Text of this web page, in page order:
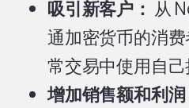
吸引新客户： 从
通加密货币的消
常交易中使用自
增加销售额和利润